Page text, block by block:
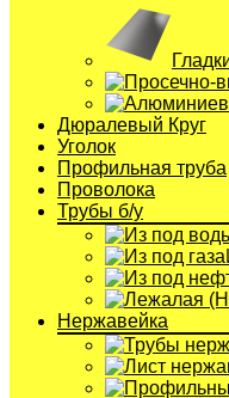
Дюралевый Круг
Уголок
Профильная труба
Проволока
Трубы б/у
Нержавейка